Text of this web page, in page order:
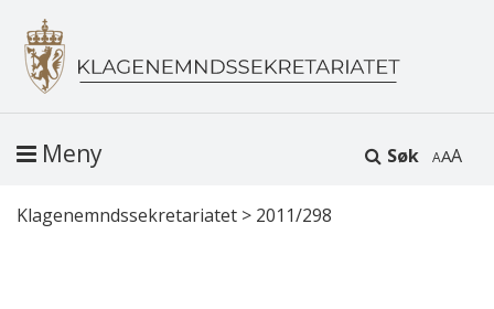
Søk A
Meny
Klagenemndssekretariatet > 2011/298